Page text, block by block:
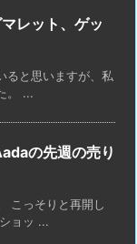
レット、ゲッ
ると思いますが、私
。 ...
の先週の売り
こっそりと再開し
ョッ ...